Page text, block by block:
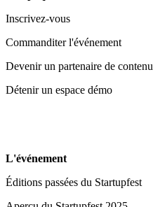
Inscrivez-vous
Commanditer l'événement
Devenir un partenaire de contenu
Détenir un espace démo
L'événement
Éditions passées du Startupfest